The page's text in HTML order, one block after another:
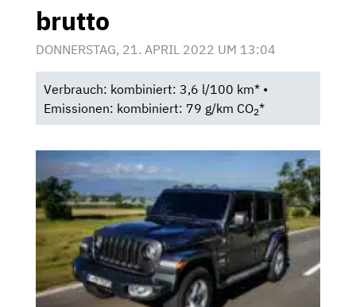
brutto
DONNERSTAG, 21. APRIL 2022 UM 13:04
Verbrauch: kombiniert: 3,6 l/100 km* •
Emissionen: kombiniert: 79 g/km CO2*